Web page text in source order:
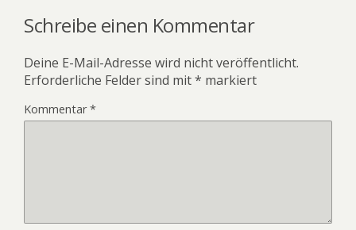
Schreibe einen Kommentar
Deine E-Mail-Adresse wird nicht veröffentlicht.
Erforderliche Felder sind mit* markiert
Kommentar*